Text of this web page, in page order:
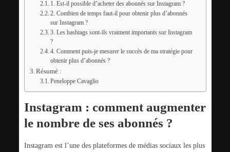
1. Est-il possible d’acheter des abonnés sur Instagram ?
2. Combien de temps faut-il pour obtenir plus d’abonnés
sur Instagram ?
3. Les hashtags sont-ils vraiment importants sur Instagram
?
4. Comment puis-je mesurer le succès de ma stratégie pour
obtenir plus d’abonnés ?
Résumé :
Peneloppe Cavaglio
Instagram : comment augmenter
le nombre de ses abonnés ?
Instagram est l’une des plateformes de médias sociaux les plus